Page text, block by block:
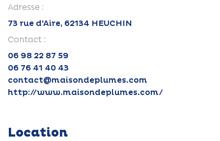
Adresse :
73 rue d'Aire, 62134 HEUCHIN
Contact :
06 98 22 87 59
06 76 41 40 43
contact@maisondeplumes.com
http://www.maisondeplumes.com/
Location